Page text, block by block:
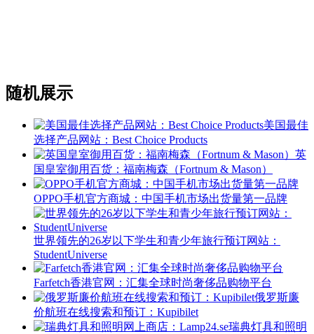
随机展示
美国最佳
选择产品网站：Best Choice Products
英
国皇室御用百货：福南梅森（Fortnum & Mason）
OPPO手机官方商城：中国手机市场出货量第一品牌
世界领先的26岁以下学生和青少年旅行预订网站：
StudentUniverse
Farfetch香港官网：汇集全球时尚奢侈品购物平台
俄罗斯廉
价航班在线搜索和预订：Kupibilet
瑞典灯具和照明